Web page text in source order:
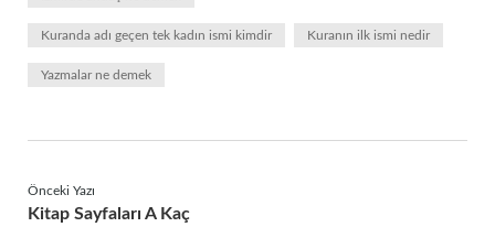
Kuranda adı geçen tek kadın ismi kimdir Kuranın ilk ismi nedir
Yazmalar ne demek
Önceki Yazı
Kitap Sayfaları A Kaç